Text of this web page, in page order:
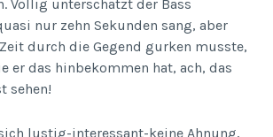
Völlig unterschätzt der Bass
nur zehn Sekunden sang, aber
durch die Gegend gurken musste,
er das hinbekommen hat, ach, das
sehen!
lustig-interessant-keine Ahnung,